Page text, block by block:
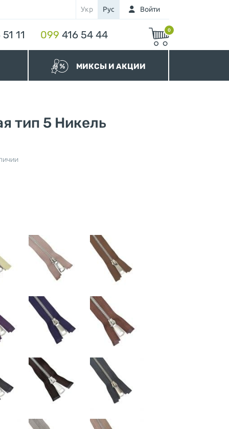
Рус
Укр Войти
11 099 416 54 44 0
МИКСЫ И АКЦИИ
тип 5 Никель